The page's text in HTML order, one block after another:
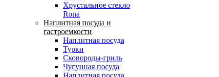
Хрустальное стекло
Rona
Наплитная посуда и
гастроемкости
Наплитная посуда
Турки
Сковороды-гриль
Чугунная посуда